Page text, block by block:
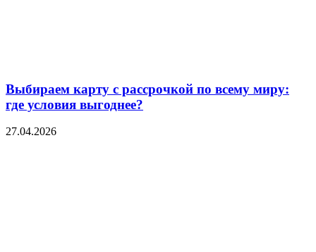
Выбираем карту с рассрочкой по всему миру:
где условия выгоднее?
27.04.2026